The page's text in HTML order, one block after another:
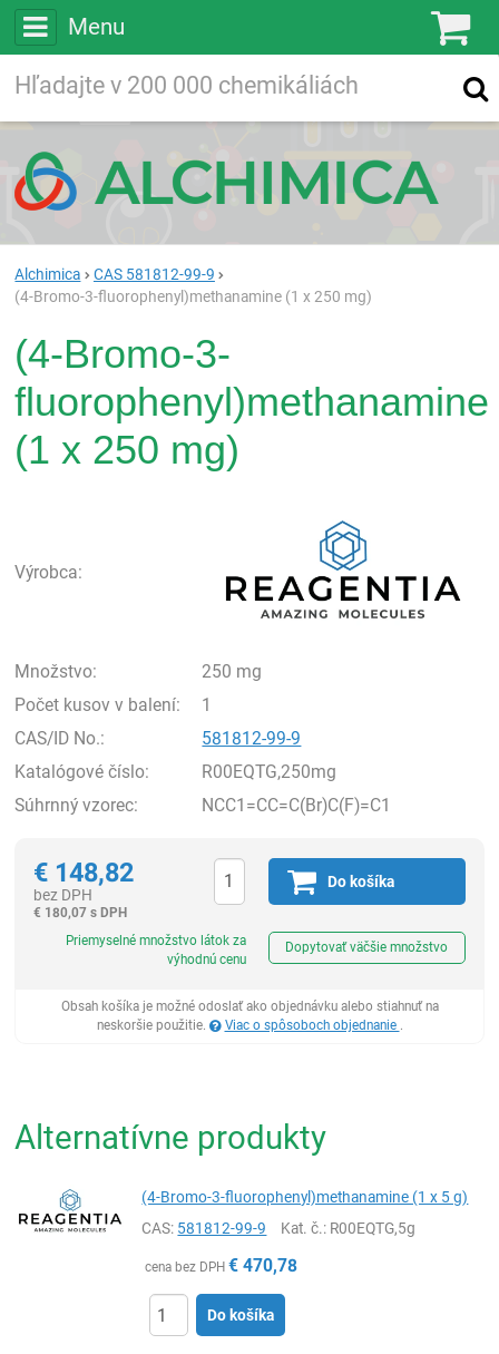
Menu
Vyhľadávanie
Alchimica
CAS 581812-99-9
(4-Bromo-3-fluorophenyl)methanamine (1 x 250 mg)
(4-Bromo-3-
fluorophenyl)methanamine
(1 x 250 mg)
Výrobca:
Množstvo:
250 mg
Počet kusov v balení:
1
CAS/ID No.:
581812-99-9
Katalógové číslo:
R00EQTG,250mg
Súhrnný vzorec:
NCC1=CC=C(Br)C(F)=C1
€ 148,82
bez DPH
€ 180,07 s DPH
Do košíka
Priemyselné množstvo látok za
výhodnú cenu
Dopytovať väčšie množstvo
Obsah košíka je možné odoslať ako objednávku alebo stiahnuť na
neskoršie použitie.
Viac o spôsoboch objednanie .
Alternatívne produkty
(4-Bromo-3-fluorophenyl)methanamine (1 x 5 g)
CAS: 581812-99-9 Kat. č.: R00EQTG,5g
cena bez DPH € 470,78
Do košíka